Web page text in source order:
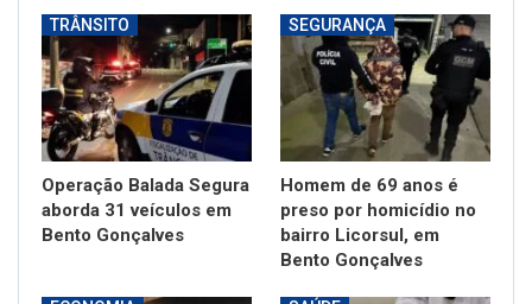
TRÂNSITO
Operação Balada Segura
aborda 31 veículos em
Bento Gonçalves
SEGURANÇA
Homem de 69 anos é
preso por homicídio no
bairro Licorsul, em
Bento Gonçalves